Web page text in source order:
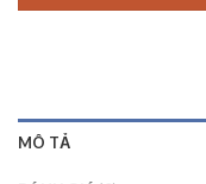
MÔ TẢ